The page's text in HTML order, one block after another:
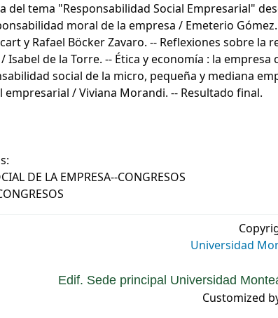
del tema "Responsabilidad Social Empresarial"
moral de la empresa / Emeterio
y Rafael Böcker Zavaro. -- Reflexiones sobre la
de la Torre. -- Ética y economía : la
social de la micro, pequeña y mediana
empresarial / Viviana Morandi. -- Resultado final.
DE LA EMPRESA--CONGRESOS
Universidad
Edif. Sede principal Universidad
Customized